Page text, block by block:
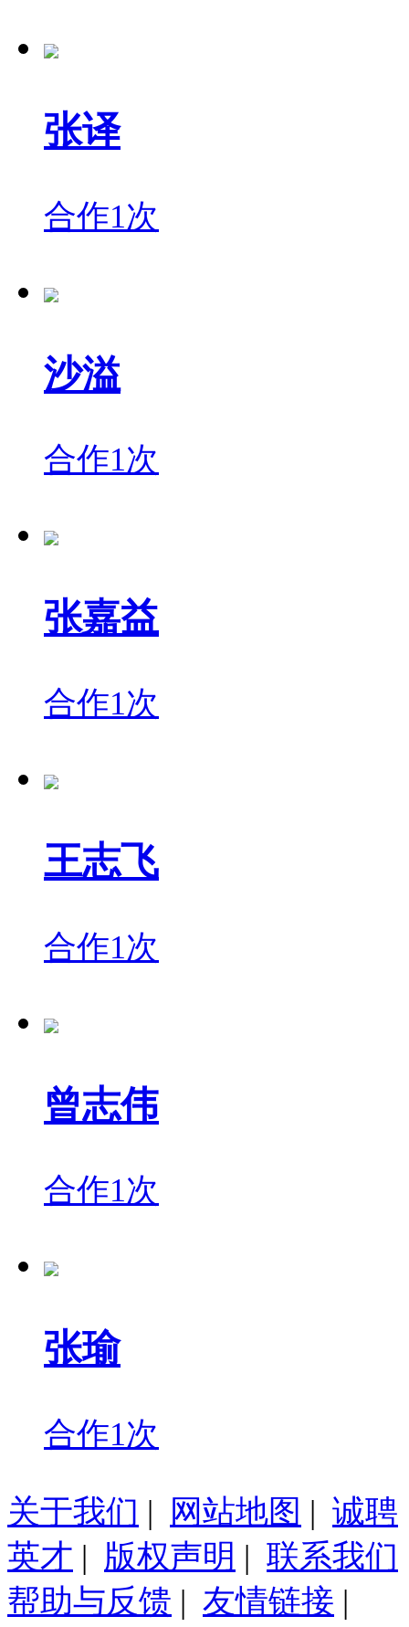
张译
合作1次
沙溢
合作1次
张嘉益
合作1次
王志飞
合作1次
曾志伟
合作1次
张瑜
合作1次
关于我们 | 网站地图 | 诚聘
英才 | 版权声明 | 联系我们
帮助与反馈 | 友情链接 |